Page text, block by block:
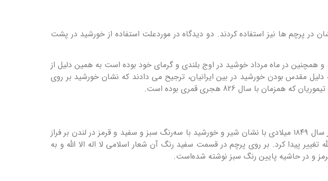
در پرچم ها نیز استفاده کردند. دو دیدگاه در موردعلت استفاده از خورشید در پشت
و همچنین در ماه مرداد خوشید در اوج بلندی و گرمای خود بوده است به همین دلیل از
مقدس بودن خورشید در بین ایرانیان، ترجیح می دادند که نشان خورشید بر روی
سال 826 هجری قمری بوده است.
برای اولین بار پرچم سه رنگ ایران در دوره ناصرالدین شاه قاجار، در زمان صدارت امیرکبیر در سال ۱۸۴۹ میلادی با نشان شیر و خورشید با سه‌رنگ سبز و سفید و قرمز در لندن بر فراز
در روز ۲۲ بهمن نشان پرچم ایران به آرم الله تغییر پیدا کرد. بر روی پرچم در قسمت سفید رنگ آن شعار اسلامی لا اله الا الله و به